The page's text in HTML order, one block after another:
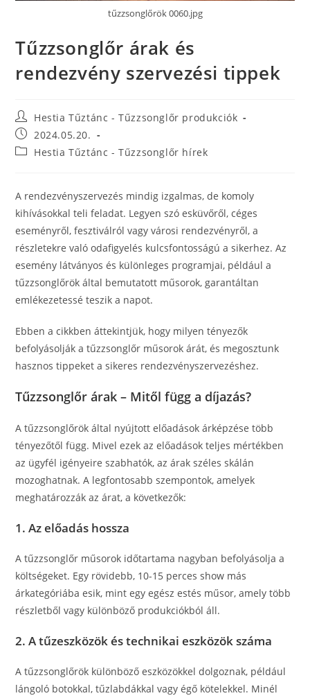
tűzzsonglőrök 0060.jpg
Tűzzsonglőr árak és
rendezvény szervezési tippek
Hestia Tűztánc - Tűzzsonglőr produkciók
2024.05.20.
Hestia Tűztánc - Tűzzsonglőr hírek
A rendezvényszervezés mindig izgalmas, de komoly
kihívásokkal teli feladat. Legyen szó esküvőről, céges
eseményről, fesztiválról vagy városi rendezvényről, a
részletekre való odafigyelés kulcsfontosságú a sikerhez. Az
esemény látványos és különleges programjai, például a
tűzzsonglőrök által bemutatott műsorok, garantáltan
emlékezetessé teszik a napot.
Ebben a cikkben áttekintjük, hogy milyen tényezők
befolyásolják a tűzzsonglőr műsorok árát, és megosztunk
hasznos tippeket a sikeres rendezvényszervezéshez.
Tűzzsonglőr árak – Mitől függ a díjazás?
A tűzzsonglőrök által nyújtott előadások árképzése több
tényezőtől függ. Mivel ezek az előadások teljes mértékben
az ügyfél igényeire szabhatók, az árak széles skálán
mozoghatnak. A legfontosabb szempontok, amelyek
meghatározzák az árat, a következők:
1. Az előadás hossza
A tűzzsonglőr műsorok időtartama nagyban befolyásolja a
költségeket. Egy rövidebb, 10-15 perces show más
árkategóriába esik, mint egy egész estés műsor, amely több
részletből vagy különböző produkciókból áll.
2. A tűzeszközök és technikai eszközök száma
A tűzzsonglőrök különböző eszközökkel dolgoznak, például
lángoló botokkal, tűzlabdákkal vagy égő kötelekkel. Minél